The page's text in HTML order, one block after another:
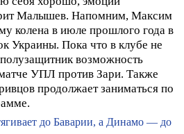
Малышев. Напомним, Максим
колена в июле прошлого года в
Украины. Пока что в клубе не
возможность
УПЛ против Зари. Также
продолжает заниматься по
до Баварии, а Динамо — до